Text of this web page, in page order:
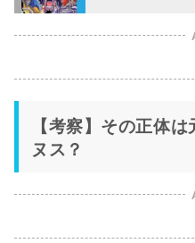
【考察】その正体
ヌス？